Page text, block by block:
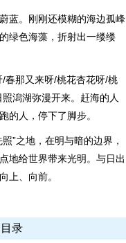
。刚刚还模糊的海边孤峰
绿色海藻，折射出一缕缕
那又来呀/桃花杏花呀/桃
潟湖弥漫开来。赶海的人
的人，停下了脚步。
”之地，在明与暗的边界，
地给世界带来光明。与日出
上、向前。
录